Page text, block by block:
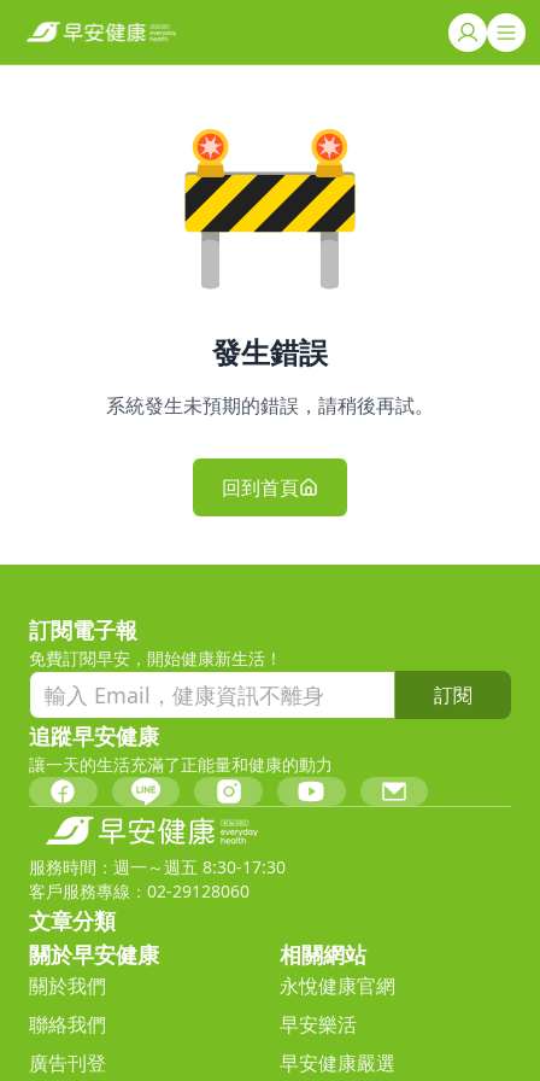
發生錯誤
系統發生未預期的錯誤，請稍後再試。
回到首頁
訂閱電子報
免費訂閱早安，開始健康新生活！
訂閱
追蹤早安健康
讓一天的生活充滿了正能量和健康的動力
服務時間：週一～週五 8:30-17:30
客戶服務專線：02-29128060
文章分類
關於早安健康
關於我們
聯絡我們
廣告刊登
相關網站
永悅健康官網
早安樂活
早安健康嚴選